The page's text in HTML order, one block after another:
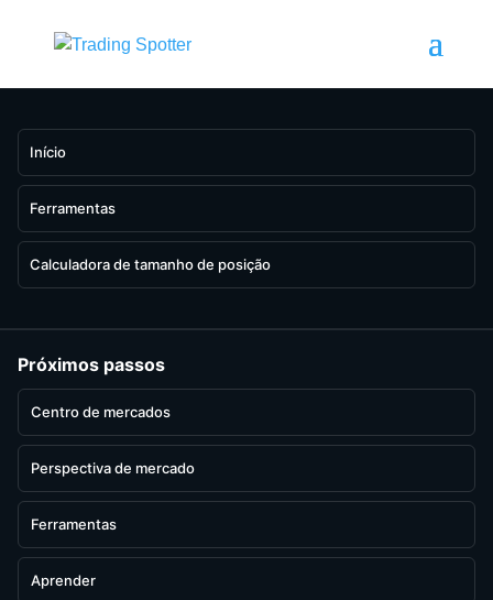
Início
Ferramentas
Calculadora de tamanho de posição
Próximos passos
Centro de mercados
Perspectiva de mercado
Ferramentas
Aprender